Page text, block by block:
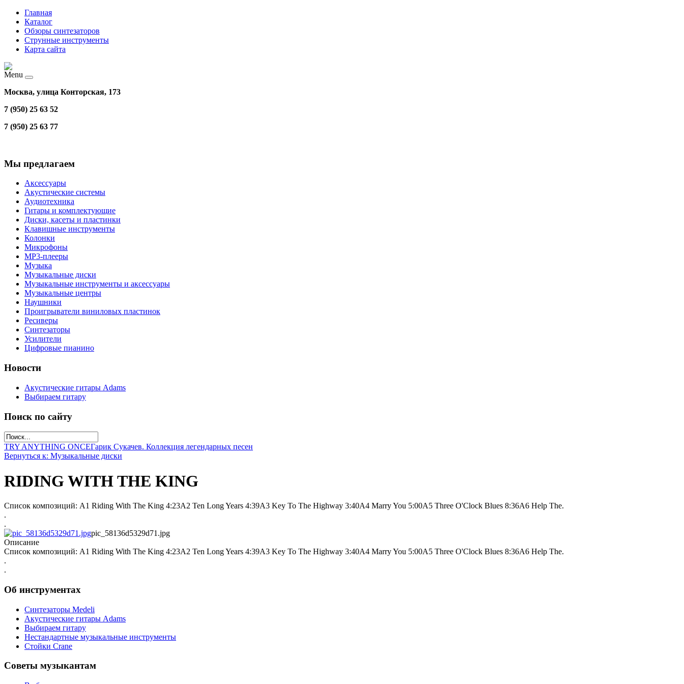
Главная
Каталог
Обзоры синтезаторов
Струнные инструменты
Карта сайта
Menu
Москва, улица Конторская, 173
7 (950) 25 63 52
7 (950) 25 63 77
Мы предлагаем
Аксессуары
Акустические системы
Аудиотехника
Гитары и комплектующие
Диски, касеты и пластинки
Клавишные инструменты
Колонки
Микрофоны
МР3-плееры
Музыка
Музыкальные диски
Музыкальные инструменты и аксессуары
Музыкальные центры
Наушники
Проигрыватели виниловых пластинок
Ресиверы
Синтезаторы
Усилители
Цифровые пианино
Новости
Акустические гитары Adams
Выбираем гитару
Поиск по сайту
TRY ANYTHING ONCEГарик Сукачев. Коллекция легендарных песен
Вернуться к: Музыкальные диски
RIDING WITH THE KING
Список композиций: A1 Riding With The King 4:23A2 Ten Long Years 4:39A3 Key To The Highway 3:40A4 Marry You 5:00A5 Three O'Clock Blues 8:36A6 Help The.
.
.
pic_58136d5329d71.jpg
Описание
Список композиций: A1 Riding With The King 4:23A2 Ten Long Years 4:39A3 Key To The Highway 3:40A4 Marry You 5:00A5 Three O'Clock Blues 8:36A6 Help The.
.
.
Об инструментах
Синтезаторы Мedeli
Акустические гитары Adams
Выбираем гитару
Нестандартные музыкальные инструменты
Стойки Crane
Советы музыкантам